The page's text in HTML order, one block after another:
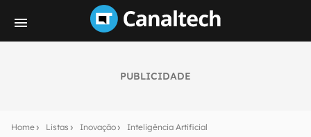
PUBLICIDADE
Home Listas Inovação Inteligência Artificial
notícias e reviews sobre tecnologia em primeira